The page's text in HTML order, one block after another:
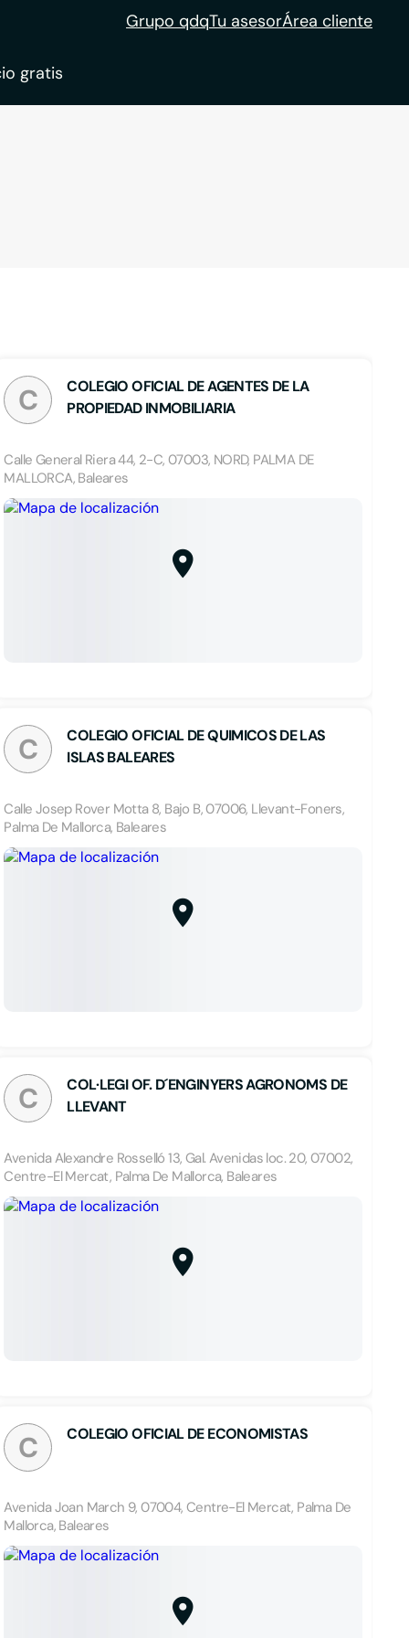
Grupo qdqTu asesorÁrea cliente
gratis
C
COLEGIO OFICIAL DE AGENTES DE LA
PROPIEDAD INMOBILIARIA
Calle General Riera 44, 2-C, 07003, NORD, PALMA DE
MALLORCA, Baleares
C
COLEGIO OFICIAL DE QUIMICOS DE LAS
ISLAS BALEARES
Calle Josep Rover Motta 8, Bajo B, 07006, Llevant-Foners,
Palma De Mallorca, Baleares
C
COL·LEGI OF. D´ENGINYERS AGRONOMS DE
LLEVANT
Avenida Alexandre Rosselló 13, Gal. Avenidas loc. 20, 07002,
Centre-El Mercat, Palma De Mallorca, Baleares
C COLEGIO OFICIAL DE ECONOMISTAS
Avenida Joan March 9, 07004, Centre-El Mercat, Palma De
Mallorca, Baleares